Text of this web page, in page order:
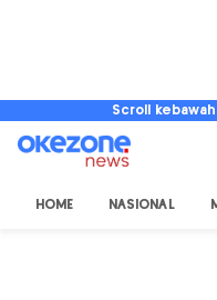
Scroll
HOME NASIONAL